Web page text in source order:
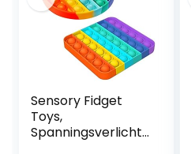
Sensory Fidget
Toys,
Spanningsverlicht